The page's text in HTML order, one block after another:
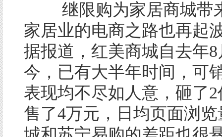
继限购为家居商城带
家居业的电商之路也再起
据报道，红美商城自去年
今，已有大半年时间，可
表现均不尽如人意，砸了
售了4万元，日均页面浏